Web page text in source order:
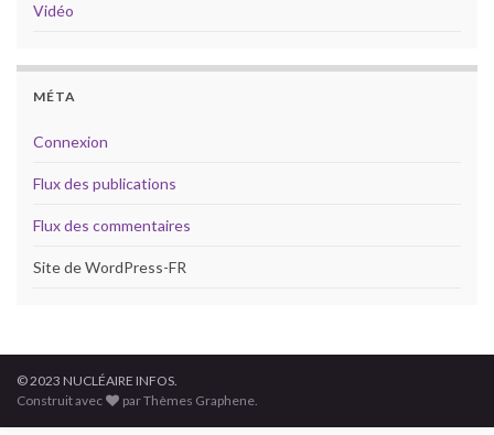
Vidéo
MÉTA
Connexion
Flux des publications
Flux des commentaires
Site de WordPress-FR
© 2023 NUCLÉAIRE INFOS.
Construit avec
par Thèmes Graphene.